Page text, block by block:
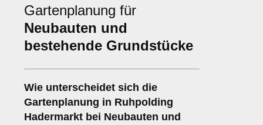
Gartenplanung für
Neubauten und
bestehende Grundstücke
Wie unterscheidet sich die
Gartenplanung in Ruhpolding
Hadermarkt bei Neubauten und